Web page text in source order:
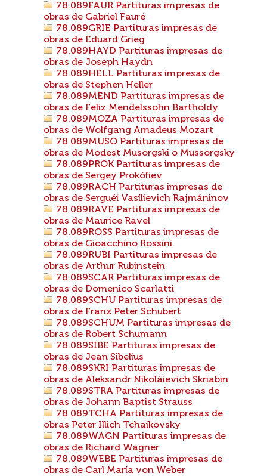
78.089FAUR Partituras impresas de
obras de Gabriel Fauré
78.089GRIE Partituras impresas de
obras de Eduard Grieg
78.089HAYD Partituras impresas de
obras de Joseph Haydn
78.089HELL Partituras impresas de
obras de Stephen Heller
78.089MEND Partituras impresas de
obras de Feliz Mendelssohn Bartholdy
78.089MOZA Partituras impresas de
obras de Wolfgang Amadeus Mozart
78.089MUSO Partituras impresas de
obras de Modest Musorgski o Mussorgsky
78.089PROK Partituras impresas de
obras de Sergey Prokófiev
78.089RACH Partituras impresas de
obras de Serguéi Vasílievich Rajmáninov
78.089RAVE Partituras impresas de
obras de Maurice Ravel
78.089ROSS Partituras impresas de
obras de Gioacchino Rossini
78.089RUBI Partituras impresas de
obras de Arthur Rubinstein
78.089SCAR Partituras impresas de
obras de Domenico Scarlatti
78.089SCHU Partituras impresas de
obras de Franz Peter Schubert
78.089SCHUM Partituras impresas de
obras de Robert Schumann
78.089SIBE Partituras impresas de
obras de Jean Sibelius
78.089SKRI Partituras impresas de
obras de Aleksandr Nikoláievich Skriabin
78.089STRA Partituras impresas de
obras de Johann Baptist Strauss
78.089TCHA Partituras impresas de
obras Peter Illich Tchaikovsky
78.089WAGN Partituras impresas de
obras de Richard Wagner
78.089WEBE Partituras impresas de
obras de Carl María von Weber